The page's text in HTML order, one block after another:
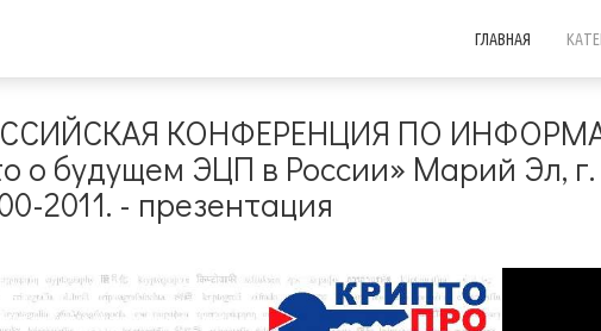
ГЛАВНАЯ
КОНФЕРЕНЦИЯ ПО
будущем ЭЦП в России» Марий Эл,
2011. - презентация